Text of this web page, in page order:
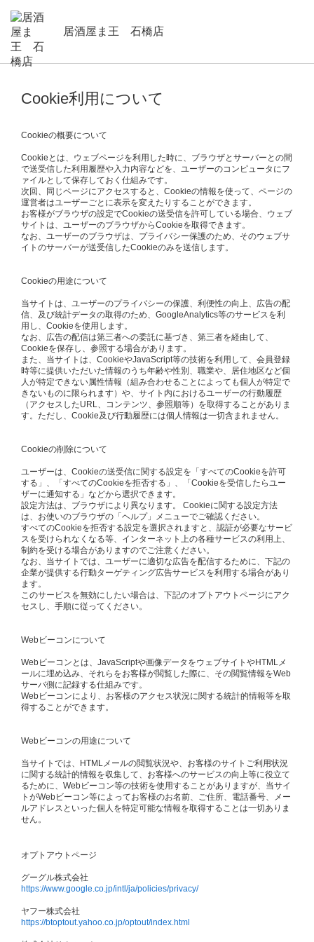
居酒屋ま王 石橋店
Cookie利用について
Cookieの概要について
Cookieとは、ウェブページを利用した時に、ブラウザとサーバーとの間
で送受信した利用履歴や入力内容などを、ユーザーのコンピュータにフ
ァイルとして保存しておく仕組みです。
次回、同じページにアクセスすると、Cookieの情報を使って、ページの
運営者はユーザーごとに表示を変えたりすることができます。
お客様がブラウザの設定でCookieの送受信を許可している場合、ウェブ
サイトは、ユーザーのブラウザからCookieを取得できます。
なお、ユーザーのブラウザは、プライバシー保護のため、そのウェブサ
イトのサーバーが送受信したCookieのみを送信します。
Cookieの用途について
当サイトは、ユーザーのプライバシーの保護、利便性の向上、広告の配
信、及び統計データの取得のため、GoogleAnalytics等のサービスを利
用し、Cookieを使用します。
なお、広告の配信は第三者への委託に基づき、第三者を経由して、
Cookieを保存し、参照する場合があります。
また、当サイトは、CookieやJavaScript等の技術を利用して、会員登録
時等に提供いただいた情報のうち年齢や性別、職業や、居住地区など個
人が特定できない属性情報（組み合わせることによっても個人が特定で
きないものに限られます）や、サイト内におけるユーザーの行動履歴
（アクセスしたURL、コンテンツ、参照順等）を取得することがありま
す。ただし、Cookie及び行動履歴には個人情報は一切含まれません。
Cookieの削除について
ユーザーは、Cookieの送受信に関する設定を「すべてのCookieを許可
する」、「すべてのCookieを拒否する」、「Cookieを受信したらユー
ザーに通知する」などから選択できます。
設定方法は、ブラウザにより異なります。 Cookieに関する設定方法
は、お使いのブラウザの「ヘルプ」メニューでご確認ください。
すべてのCookieを拒否する設定を選択されますと、認証が必要なサービ
スを受けられなくなる等、インターネット上の各種サービスの利用上、
制約を受ける場合がありますのでご注意ください。
なお、当サイトでは、ユーザーに適切な広告を配信するために、下記の
企業が提供する行動ターゲティング広告サービスを利用する場合があり
ます。
このサービスを無効にしたい場合は、下記のオプトアウトページにアク
セスし、手順に従ってください。
Webビーコンについて
Webビーコンとは、JavaScriptや画像データをウェブサイトやHTMLメ
ールに埋め込み、それらをお客様が閲覧した際に、その閲覧情報をWeb
サーバ側に記録する仕組みです。
Webビーコンにより、お客様のアクセス状況に関する統計的情報等を取
得することができます。
Webビーコンの用途について
当サイトでは、HTMLメールの閲覧状況や、お客様のサイトご利用状況
に関する統計的情報を収集して、お客様へのサービスの向上等に役立て
るために、Webビーコン等の技術を使用することがありますが、当サイ
トがWebビーコン等によってお客様のお名前、ご住所、電話番号、メー
ルアドレスといった個人を特定可能な情報を取得することは一切ありま
せん。
オプトアウトページ
グーグル株式会社
https://www.google.co.jp/intl/ja/policies/privacy/
ヤフー株式会社
https://btoptout.yahoo.co.jp/optout/index.html